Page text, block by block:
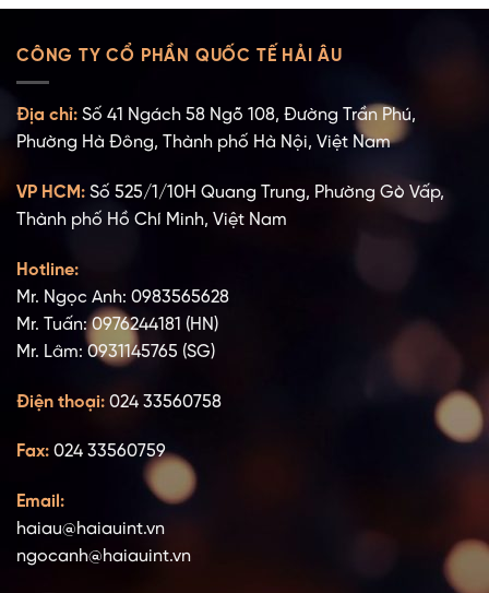
CÔNG TY CỔ PHẦN QUỐC TẾ HẢI ÂU
Địa chỉ: Số 41 Ngách 58 Ngõ 108, Đường Trần Phú,
Phường Hà Đông, Thành phố Hà Nội, Việt Nam
VP HCM: Số 525/1/10H Quang Trung, Phường Gò Vấp,
Thành phố Hồ Chí Minh, Việt Nam
Hotline:
Mr. Ngọc Anh: 0983565628
Mr. Tuấn: 0976244181 (HN)
Mr. Lâm: 0931145765 (SG)
Điện thoại: 024 33560758
Fax: 024 33560759
Email:
haiau@haiauint.vn
ngocanh@haiauint.vn